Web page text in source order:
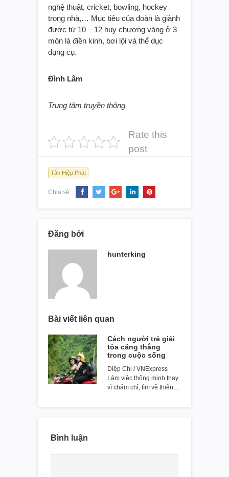
nghệ thuật, cricket, bowling, hockey
trong nhà,… Mục tiêu của đoàn là giành
được từ 10 – 12 huy chương vàng ở 3
môn là điền kinh, bơi lội và thể dục
dụng cụ.
Đình Lâm
Trung tâm truyền thông
Rate this
post
Tân Hiệp Phát
Chia sẻ:
Đăng bởi
hunterking
Bài viết liên quan
Cách người trẻ giải
tỏa căng thẳng
trong cuộc sống
Diệp Chi / VNExpress
Làm việc thông minh thay
vì chăm chỉ, tìm về thiên…
Bình luận